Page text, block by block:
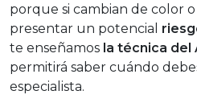
porque si cambian de color
presentar un potencial
te enseñamos la técnica del
permitirá saber cuándo
especialista.